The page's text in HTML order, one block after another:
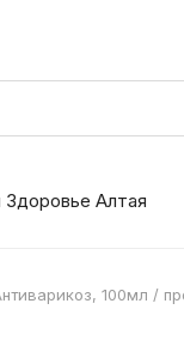
Здоровье Алтая
100мл /